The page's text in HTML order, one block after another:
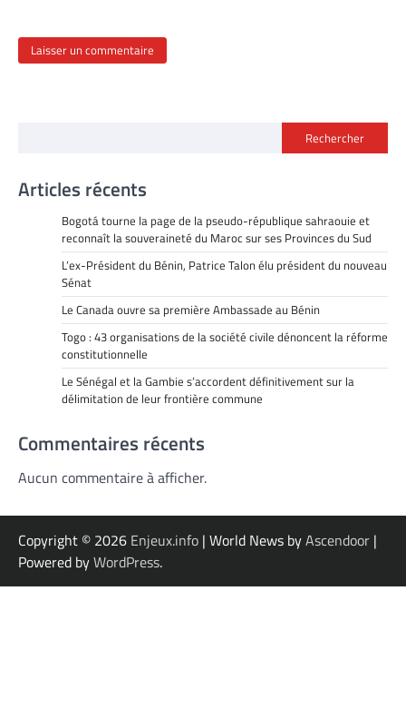
Rechercher
Articles récents
Bogotá tourne la page de la pseudo-république sahraouie et
reconnaît la souveraineté du Maroc sur ses Provinces du Sud
L’ex-Président du Bénin, Patrice Talon élu président du nouveau
Sénat
Le Canada ouvre sa première Ambassade au Bénin
Togo : 43 organisations de la société civile dénoncent la réforme
constitutionnelle
Le Sénégal et la Gambie s’accordent définitivement sur la
délimitation de leur frontière commune
Commentaires récents
Aucun commentaire à afficher.
Copyright © 2026 Enjeux.info | World News byAscendoor |
Powered byWordPress.